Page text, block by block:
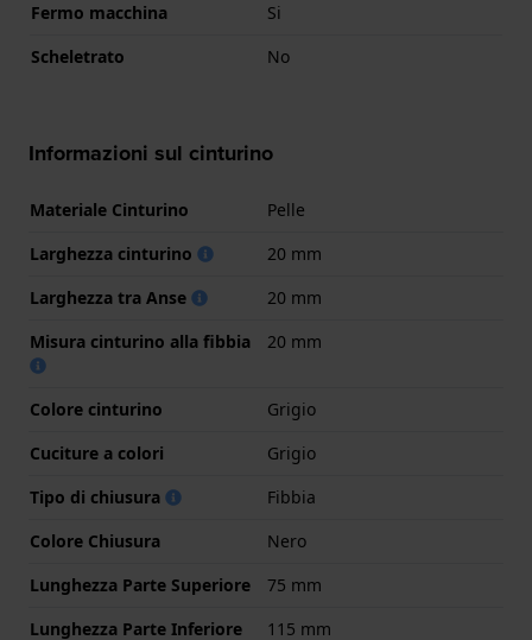
Fermo macchina
Si
Scheletrato
No
Informazioni sul cinturino
Materiale Cinturino
Pelle
Larghezza cinturino
20 mm
Larghezza tra Anse
20 mm
Misura cinturino alla fibbia
20 mm
Colore cinturino
Grigio
Cuciture a colori
Grigio
Tipo di chiusura
Fibbia
Colore Chiusura
Nero
Lunghezza Parte Superiore
75 mm
Lunghezza Parte Inferiore
115 mm